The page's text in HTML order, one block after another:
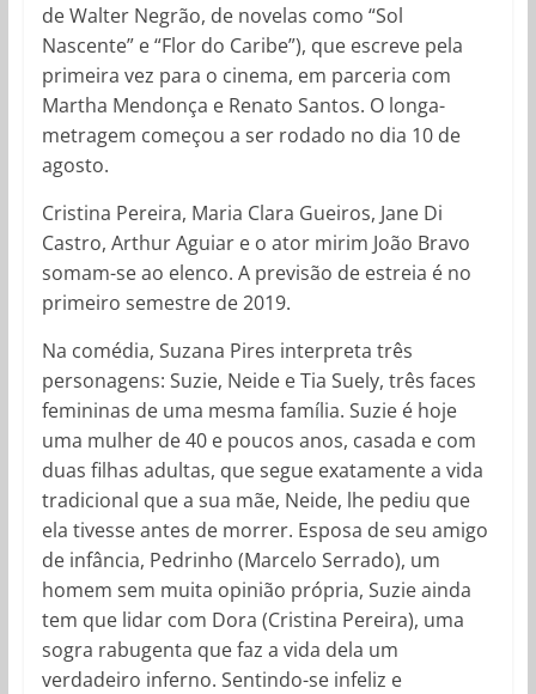
de Walter Negrão, de novelas como “Sol
Nascente” e “Flor do Caribe”), que escreve pela
primeira vez para o cinema, em parceria com
Martha Mendonça e Renato Santos. O longa-
metragem começou a ser rodado no dia 10 de
agosto.
Cristina Pereira, Maria Clara Gueiros, Jane Di
Castro, Arthur Aguiar e o ator mirim João Bravo
somam-se ao elenco. A previsão de estreia é no
primeiro semestre de 2019.
Na comédia, Suzana Pires interpreta três
personagens: Suzie, Neide e Tia Suely, três faces
femininas de uma mesma família. Suzie é hoje
uma mulher de 40 e poucos anos, casada e com
duas filhas adultas, que segue exatamente a vida
tradicional que a sua mãe, Neide, lhe pediu que
ela tivesse antes de morrer. Esposa de seu amigo
de infância, Pedrinho (Marcelo Serrado), um
homem sem muita opinião própria, Suzie ainda
tem que lidar com Dora (Cristina Pereira), uma
sogra rabugenta que faz a vida dela um
verdadeiro inferno. Sentindo-se infeliz e